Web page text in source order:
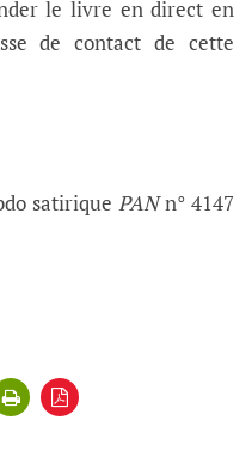
le livre en direct en
de contact de cette
satiriquePANn° 4147